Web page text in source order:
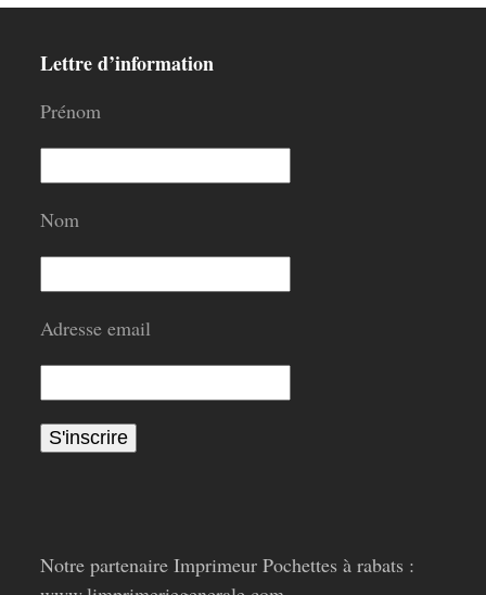
Lettre d’information
Prénom
Nom
Adresse email
Notre partenaire Imprimeur Pochettes à rabats :